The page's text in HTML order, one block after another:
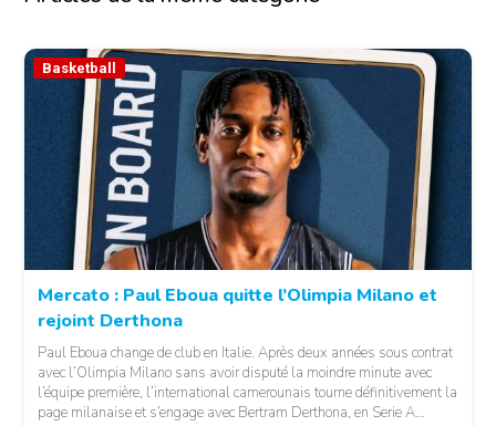
Basketball
Mercato : Paul Eboua quitte l’Olimpia Milano et
rejoint Derthona
Paul Eboua change de club en Italie. Après deux années sous contrat
avec l’Olimpia Milano sans avoir disputé la moindre minute avec
l’équipe première, l’international camerounais tourne définitivement la
page milanaise et s’engage avec Bertram Derthona, en Serie A